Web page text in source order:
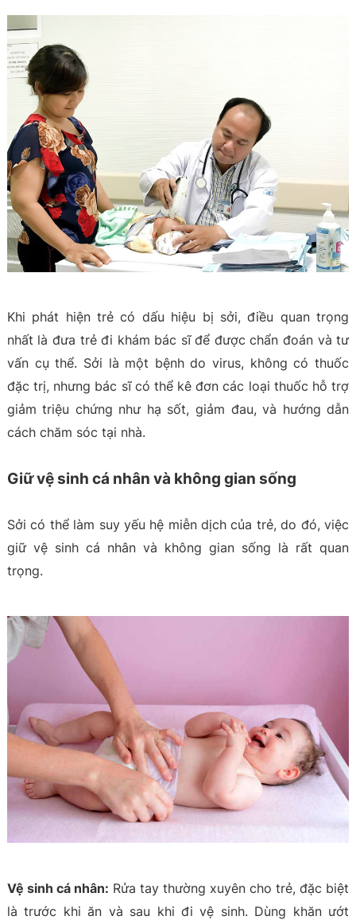
Khi phát hiện trẻ có dấu hiệu bị sởi, điều quan trọng
nhất là đưa trẻ đi khám bác sĩ để được chẩn đoán và tư
vấn cụ thể. Sởi là một bệnh do virus, không có thuốc
đặc trị, nhưng bác sĩ có thể kê đơn các loại thuốc hỗ trợ
giảm triệu chứng như hạ sốt, giảm đau, và hướng dẫn
cách chăm sóc tại nhà.
Giữ vệ sinh cá nhân và không gian sống
Sởi có thể làm suy yếu hệ miễn dịch của trẻ, do đó, việc
giữ vệ sinh cá nhân và không gian sống là rất quan
trọng.
Vệ sinh cá nhân: Rửa tay thường xuyên cho trẻ, đặc biệt
là trước khi ăn và sau khi đi vệ sinh. Dùng khăn ướt